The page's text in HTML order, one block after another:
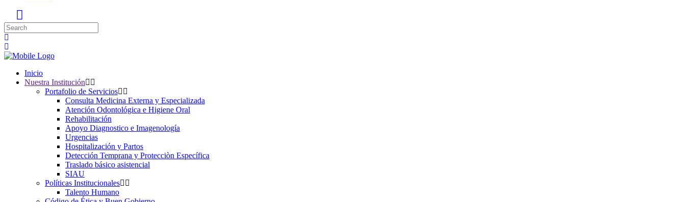
Inicio
Nuestra Institución
Portafolio de Servicios
Consulta Medicina Externa y Especializada
Atención Odontológica e Higiene Oral
Rehabilitación
Apoyo Diagnostico e Imagenología
Urgencias
Hospitalización y Partos
Detección Temprana y Protecciòn Específica
Traslado básico asistencial
SIAU
Políticas Institucionales
Talento Humano